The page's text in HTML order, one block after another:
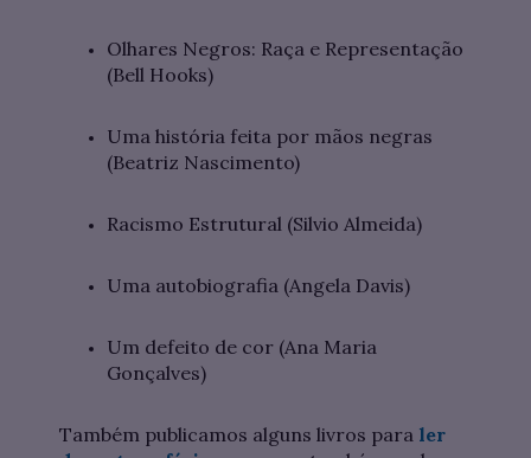
Olhares Negros: Raça e Representação
(Bell Hooks)
Uma história feita por mãos negras
(Beatriz Nascimento)
Racismo Estrutural (Silvio Almeida)
Uma autobiografia (Angela Davis)
Um defeito de cor (Ana Maria
Gonçalves)
Também publicamos alguns livros para ler